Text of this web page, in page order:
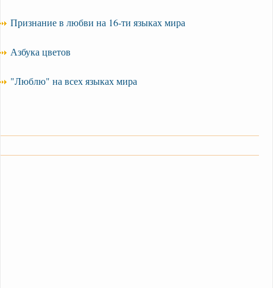
Признание в любви на 16-ти языках мира
Азбука цветов
"Люблю" на всех языках мира